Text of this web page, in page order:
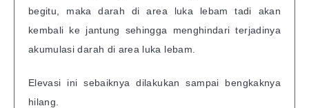
begitu, maka darah di area luka lebam tadi akan
kembali ke jantung sehingga menghindari terjadinya
akumulasi darah di area luka lebam.
Elevasi ini sebaiknya dilakukan sampai bengkaknya
hilang.